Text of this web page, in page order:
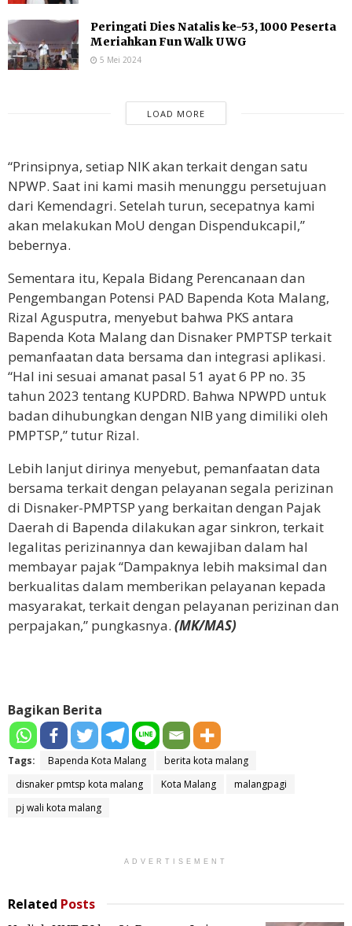
Peringati Dies Natalis ke-53, 1000 Peserta
Meriahkan Fun Walk UWG
5 Mei 2024
LOAD MORE
“Prinsipnya, setiap NIK akan terkait dengan satu
NPWP. Saat ini kami masih menunggu persetujuan
dari Kemendagri. Setelah turun, secepatnya kami
akan melakukan MoU dengan Dispendukcapil,”
bebernya.
Sementara itu, Kepala Bidang Perencanaan dan
Pengembangan Potensi PAD Bapenda Kota Malang,
Rizal Agusputra, menyebut bahwa PKS antara
Bapenda Kota Malang dan Disnaker PMPTSP terkait
pemanfaatan data bersama dan integrasi aplikasi.
“Hal ini sesuai amanat pasal 51 ayat 6 PP no. 35
tahun 2023 tentang KUPDRD. Bahwa NPWPD untuk
badan dihubungkan dengan NIB yang dimiliki oleh
PMPTSP,” tutur Rizal.
Lebih lanjut dirinya menyebut, pemanfaatan data
bersama terkait dengan pelayanan segala perizinan
di Disnaker-PMPTSP yang berkaitan dengan Pajak
Daerah di Bapenda dilakukan agar sinkron, terkait
legalitas perizinannya dan kewajiban dalam hal
membayar pajak “Dampaknya lebih maksimal dan
berkualitas dalam memberikan pelayanan kepada
masyarakat, terkait dengan pelayanan perizinan dan
perpajakan,” pungkasnya. (MK/MAS)
Bagikan Berita
Tags: Bapenda Kota Malang
berita kota malang
disnaker pmtsp kota malang
Kota Malang
malangpagi
pj wali kota malang
ADVERTISEMENT
Related Posts